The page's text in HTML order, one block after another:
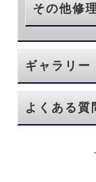
その他修理
ギャラリー
よくある質